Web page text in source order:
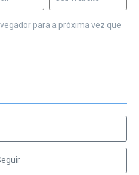
para a próxima vez que